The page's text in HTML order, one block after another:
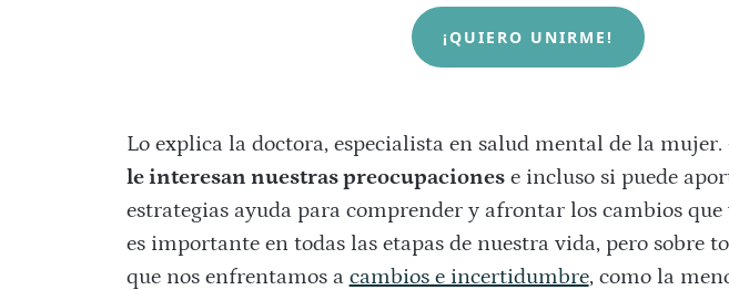
¡QUIERO UNIRME!
Lo explica la doctora, especialista en salud mental de la
le interesan nuestras preocupacionese incluso si puede
estrategias ayuda para comprender y afrontar los cambios
es importante en todas las etapas de nuestra vida, pero sobre
que nos enfrentamos a cambios e incertidumbre, como la